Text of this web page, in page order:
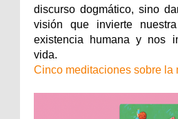
discurso dogmático, sino
visión que invierte
existencia humana y nos
vida.
Cinco meditaciones sobre la